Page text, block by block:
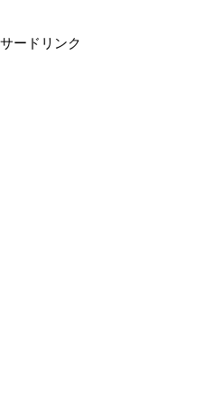
ードリンク